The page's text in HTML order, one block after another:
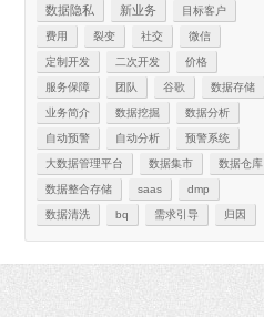
数据隐私 新业务 目标客户
费用 裂变 社交 微信
定制开发 二次开发 价格
服务保障 团队 谷歌 数据存储
业务简介 数据挖掘 数据分析
自动预警 自动分析 预警系统
大数据管理平台 数据集市 数据仓库
数据整合存储 saas dmp
数据清洗 bq 需求引导 归因